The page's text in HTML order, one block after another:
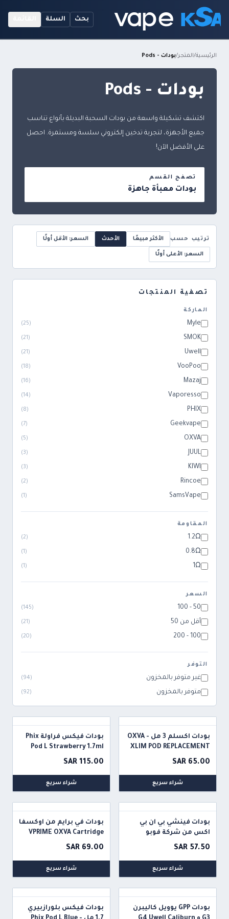
بحث السلة
الرئيسية/المتجر/بودات - Pods
بودات - Pods
اكتشف تشكيلة واسعة من بودات السحبة البديلة بأنواع تناسب
جميع الأجهزة، لتجربة تدخين إلكتروني سلسة ومستمرة. احصل
على الأفضل الآن!
تصفح القسم
بودات معبأة جاهزة
ترتيب حسب الأكثر مبيعًا الأحدث السعر: الأقل أولًا
السعر: الأعلى أولًا
تصفية المنتجات
الماركة
Myle
(
25
)
SMOK
(
21
)
Uwell
(
21
)
VooPoo
(
18
)
Mazaj
(
16
)
Vaporesso
(
14
)
PHIX
(
8
)
Geekvape
(
7
)
OXVA
(
5
)
JUUL
(
3
)
KIWI
(
3
)
Rincoe
(
2
)
SamsVape
(
1
)
المقاومة
1.2Ω
(
2
)
0.8Ω
(
1
)
1Ω
(
1
)
السعر
50 - 100
(
145
)
أقل من 50 (
21
)
100 - 200
(
20
)
التوفر
غير متوفر بالمخزون (
94
)
متوفر بالمخزون (
92
)
بودات اكسلم 3 مل - OXVA
XLIM POD REPLACEMENT
3ML
SAR 65.00
شراء سريع
بودات فيكس فراولة Phix
Pod L Strawberry 1.7ml
SAR 115.00
شراء سريع
بودات فينشي بي ان بي
اكس من شركة فوبو
VOOPOO VINCI PNP X
SAR 57.50
شراء سريع
بودات في برايم من اوكسفا
VPRIME OXVA Cartridge
SAR 69.00
شراء سريع
بودات GPP يوويل كاليبرن
بودات فيكس بلورازبيري